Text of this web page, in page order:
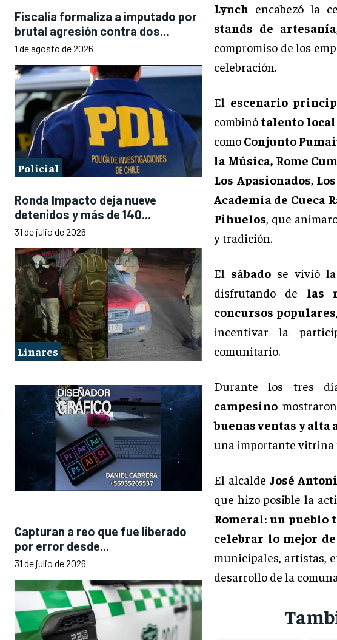
Fiscalía formaliza a imputado por
brutal agresión contra dos...
1 de agosto de 2026
Policial
Ronda Impacto deja nueve
detenidos y más de 140...
31 de julio de 2026
Linares
Capturan a reo que fue liberado
por error desde...
31 de julio de 2026
Lynch encabezó la
stands de
compromiso de los
celebración.
El escenario
combinótalento
como Conjunto
la Música, Rome
Los Apasionados,
Academia de Cueca
Pihuelos, que
y tradición.
El sábadose vivió la
disfrutando de las
concursos populares
incentivar la
comunitario.
Durante los tres
campesino
buenas ventas y
una importante vitrina
El alcalde José
que hizo posible la
Romeral: un pueblo
celebrar lo mejor
municipales, artistas,
desarrollo de la